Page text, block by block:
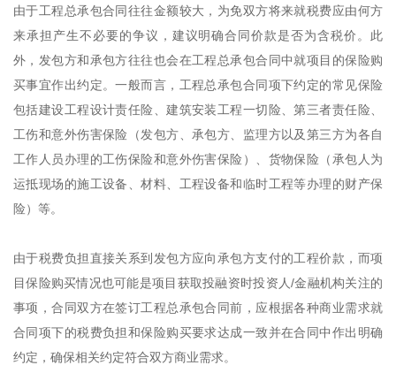
由于工程总承包合同往往金额较大，为免双方将来就税费应由何方
来承担产生不必要的争议，建议明确合同价款是否为含税价。此
外，发包方和承包方往往也会在工程总承包合同中就项目的保险购
买事宜作出约定。一般而言，工程总承包合同项下约定的常见保险
包括建设工程设计责任险、建筑安装工程一切险、第三者责任险、
工伤和意外伤害保险（发包方、承包方、监理方以及第三方为各自
工作人员办理的工伤保险和意外伤害保险）、货物保险（承包人为
运抵现场的施工设备、材料、工程设备和临时工程等办理的财产保
险）等。
由于税费负担直接关系到发包方应向承包方支付的工程价款，而项
目保险购买情况也可能是项目获取投融资时投资人/金融机构关注的
事项，合同双方在签订工程总承包合同前，应根据各种商业需求就
合同项下的税费负担和保险购买要求达成一致并在合同中作出明确
约定，确保相关约定符合双方商业需求。